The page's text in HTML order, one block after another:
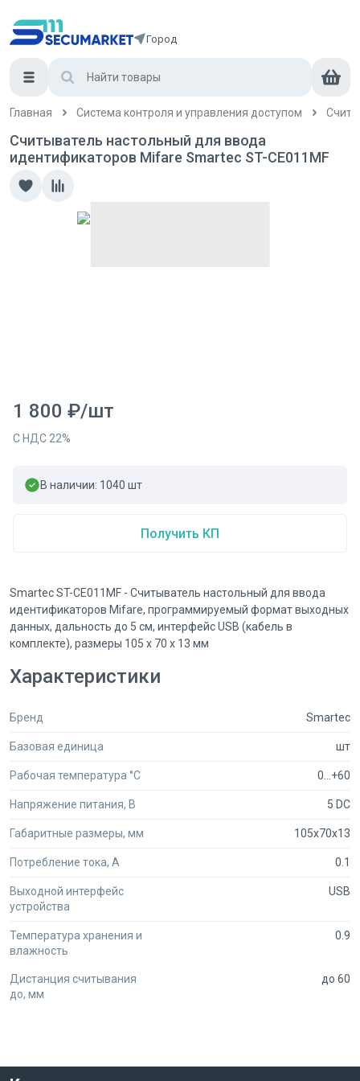
Город
Главная Система контроля и управления доступом
Считыватель настольный для ввода
идентификаторов Mifare Smartec ST-CE011MF
1 800 ₽/шт
С НДС 22%
В наличии: 1040 шт
Получить КП
Smartec ST-CE011MF - Считыватель настольный для ввода
идентификаторов Mifare, программируемый формат выходных
данных, дальность до 5 см, интерфейс USB (кабель в
комплекте), размеры 105 х 70 х 13 мм
Характеристики
Бренд Smartec
Базовая единица шт
Рабочая температура °C 0…+60
Напряжение питания, В 5 DC
Габаритные размеры, мм 105х70х13
Потребление тока, А 0.1
Выходной интерфейс
устройства
USB
Температура хранения и
влажность
0.9
Дистанция считывания
до, мм
до 60